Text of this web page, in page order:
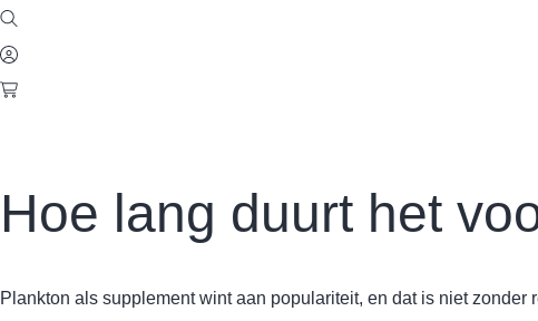
Hoe lang duurt het
Plankton als supplement wint aan populariteit, en dat is niet